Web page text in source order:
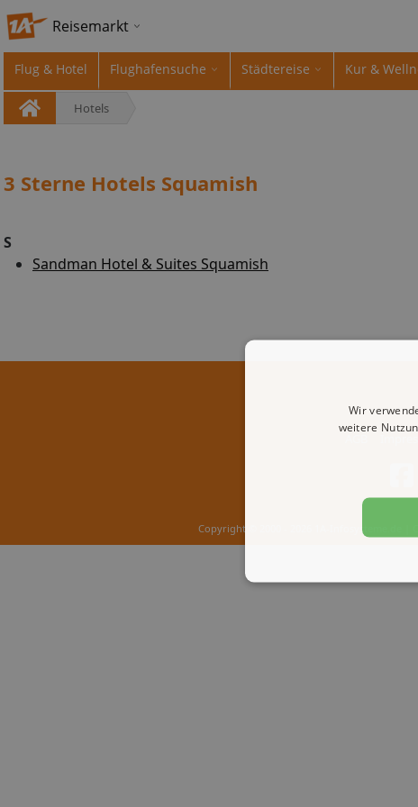
Reisemarkt
Flug & Hotel Flughafensuche Städtereise Kur &
Hotels
3 Sterne Hotels Squamish
S
Sandman Hotel & Suites Squamish
Copyright © 2000 - 2026 1A-Infosysteme.de |
Wir
weitere